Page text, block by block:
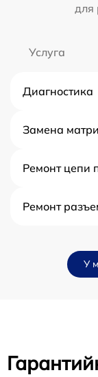
для
Услуга
Диагностика
Замена
Ремонт цепи
Ремонт
У